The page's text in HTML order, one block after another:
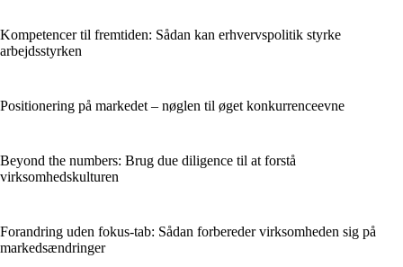
Kompetencer til fremtiden: Sådan kan erhvervspolitik styrke
arbejdsstyrken
Positionering på markedet – nøglen til øget konkurrenceevne
Beyond the numbers: Brug due diligence til at forstå
virksomhedskulturen
Forandring uden fokus-tab: Sådan forbereder virksomheden sig på
markedsændringer